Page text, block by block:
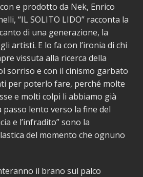
e prodotto da Nek, Enrico
“IL SOLITO LIDO” racconta la
di una generazione, la
artisti. E lo fa con l’ironia di chi
vissuta alla ricerca della
sorriso e con il cinismo garbato
per poterlo fare, perché molte
e molti colpi li abbiamo già
passo lento verso la fine del
e l’infradito” sono la
del momento che ognuno
il brano sul palco